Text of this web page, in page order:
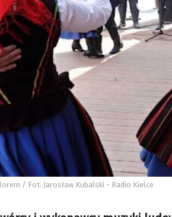
/ Fot. Jarosław Kubalski - Radio Kielce